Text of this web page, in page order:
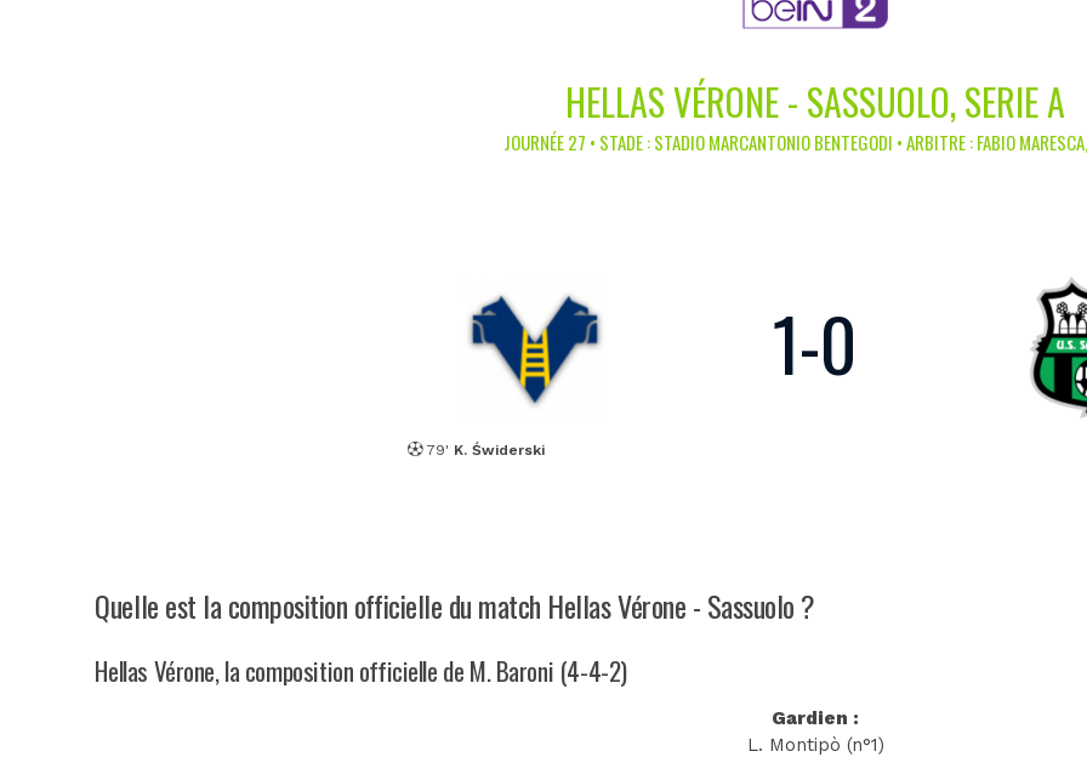
HELLAS VÉRONE - SASSUOLO, SERIE A
JOURNÉE 27 • STADE : STADIO MARCANTONIO BENTEGODI • ARBITRE : FABIO
79' K. Świderski
1-0
Quelle est la composition officielle du match Hellas Vérone - Sassuolo ?
Hellas Vérone, la composition officielle de M. Baroni (4-4-2)
Gardien :
L. Montipò (n°1)